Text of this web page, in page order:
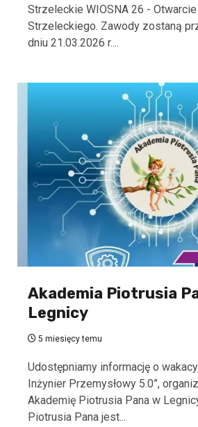
Strzeleckie WIOSNA 26 -
Strzeleckiego. Zawody zostaną
dniu 21.03.2026 r....
Akademia Piotrusia
Legnicy
5 miesięcy temu
Udostępniamy informację o
Inżynier Przemysłowy 5.0”,
Akademię Piotrusia Pana w
Piotrusia Pana jest...